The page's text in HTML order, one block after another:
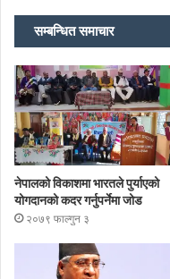
सम्बन्धित समाचार
नेपालको विकाशमा भारतले पुर्याएको
योगदानको कदर गर्नुपर्नेमा जोड
२०७९ फाल्गुन ३